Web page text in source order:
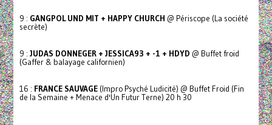
9 : GANGPOL UND MIT + HAPPY CHURCH @ Périscope (La société
secrète)
9 : JUDAS DONNEGER + JESSICA93 + -1 + HDYD @ Buffet froid
(Gaffer & balayage californien)
16 : FRANCE SAUVAGE(Impro Psyché Ludicité) @ Buffet Froid (Fin
de la Semaine + Menace d'Un Futur Terne) 20 h 30